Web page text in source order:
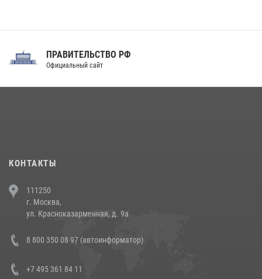
Праздник «Один день с Росгвардией» к 105-летию Центрального
напавших на бригаду скорой помощи (видео)
14 июля 2026, 12:20
В Росгвардии прошла военно-научная конференция по обобщению
боевого опыта
ПРАВИТЕЛЬСТВО РФ
Официальный сайт
КОНТАКТЫ
111250
г. Москва,
ул. Красноказарменная, д. 9а
8 800 350 08 97 (автоинформатор)
+7 495 361 84 11